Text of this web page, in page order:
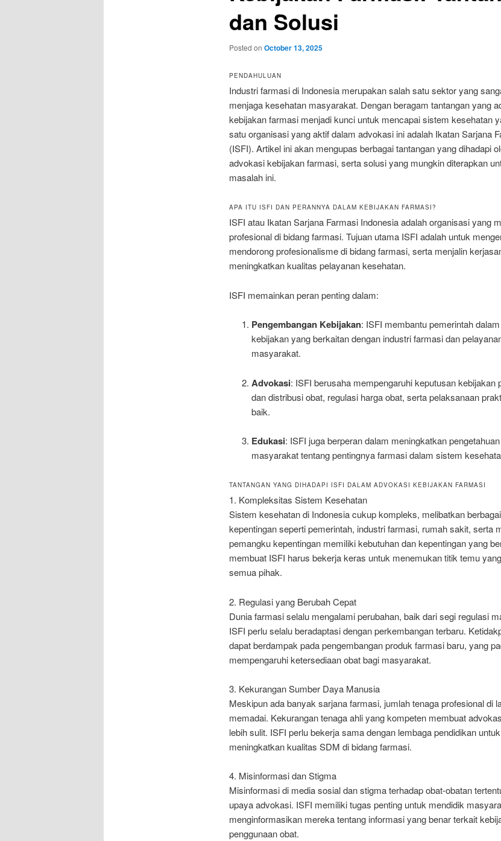
dan Solusi
Posted on October 13, 2025
PENDAHULUAN
Industri farmasi di Indonesia merupakan salah satu sektor yang
menjaga kesehatan masyarakat. Dengan beragam tantangan yang
kebijakan farmasi menjadi kunci untuk mencapai sistem kesehatan
satu organisasi yang aktif dalam advokasi ini adalah Ikatan Sarjana
(ISFI). Artikel ini akan mengupas berbagai tantangan yang dihadapi
advokasi kebijakan farmasi, serta solusi yang mungkin diterapkan
masalah ini.
APA ITU ISFI DAN PERANNYA DALAM KEBIJAKAN FARMASI?
ISFI atau Ikatan Sarjana Farmasi Indonesia adalah organisasi yang
profesional di bidang farmasi. Tujuan utama ISFI adalah untuk
mendorong profesionalisme di bidang farmasi, serta menjalin
meningkatkan kualitas pelayanan kesehatan.
ISFI memainkan peran penting dalam:
Pengembangan Kebijakan: ISFI membantu pemerintah
kebijakan yang berkaitan dengan industri farmasi dan
masyarakat.
Advokasi: ISFI berusaha mempengaruhi keputusan kebijakan
dan distribusi obat, regulasi harga obat, serta pelaksanaan
baik.
Edukasi: ISFI juga berperan dalam meningkatkan
masyarakat tentang pentingnya farmasi dalam sistem
TANTANGAN YANG DIHADAPI ISFI DALAM ADVOKASI KEBIJAKAN FARMASI
1. Kompleksitas Sistem Kesehatan
Sistem kesehatan di Indonesia cukup kompleks, melibatkan
kepentingan seperti pemerintah, industri farmasi, rumah sakit, serta
pemangku kepentingan memiliki kebutuhan dan kepentingan yang
membuat ISFI harus bekerja keras untuk menemukan titik temu
semua pihak.
2. Regulasi yang Berubah Cepat
Dunia farmasi selalu mengalami perubahan, baik dari segi regulasi
ISFI perlu selalu beradaptasi dengan perkembangan terbaru.
dapat berdampak pada pengembangan produk farmasi baru, yang
mempengaruhi ketersediaan obat bagi masyarakat.
3. Kekurangan Sumber Daya Manusia
Meskipun ada banyak sarjana farmasi, jumlah tenaga profesional di
memadai. Kekurangan tenaga ahli yang kompeten membuat
lebih sulit. ISFI perlu bekerja sama dengan lembaga pendidikan
meningkatkan kualitas SDM di bidang farmasi.
4. Misinformasi dan Stigma
Misinformasi di media sosial dan stigma terhadap obat-obatan
upaya advokasi. ISFI memiliki tugas penting untuk mendidik
menginformasikan mereka tentang informasi yang benar terkait
penggunaan obat.